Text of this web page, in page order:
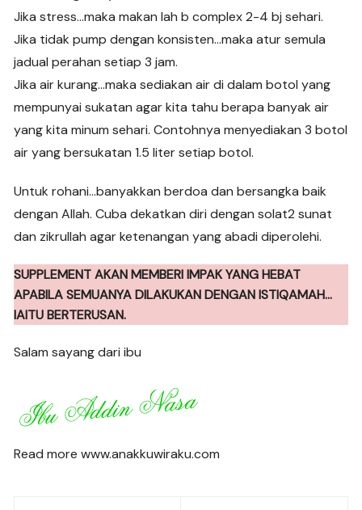
Jika stress…maka makan lah b complex 2-4 bj sehari.
Jika tidak pump dengan konsisten…maka atur semula
jadual perahan setiap 3 jam.
Jika air kurang…maka sediakan air di dalam botol yang
mempunyai sukatan agar kita tahu berapa banyak air
yang kita minum sehari. Contohnya menyediakan 3 botol
air yang bersukatan 1.5 liter setiap botol.
Untuk rohani…banyakkan berdoa dan bersangka baik
dengan Allah. Cuba dekatkan diri dengan solat2 sunat
dan zikrullah agar ketenangan yang abadi diperolehi.
SUPPLEMENT AKAN MEMBERI IMPAK YANG HEBAT
APABILA SEMUANYA DILAKUKAN DENGAN ISTIQAMAH…
IAITU BERTERUSAN.
Salam sayang dari ibu
Read more www.anakkuwiraku.com